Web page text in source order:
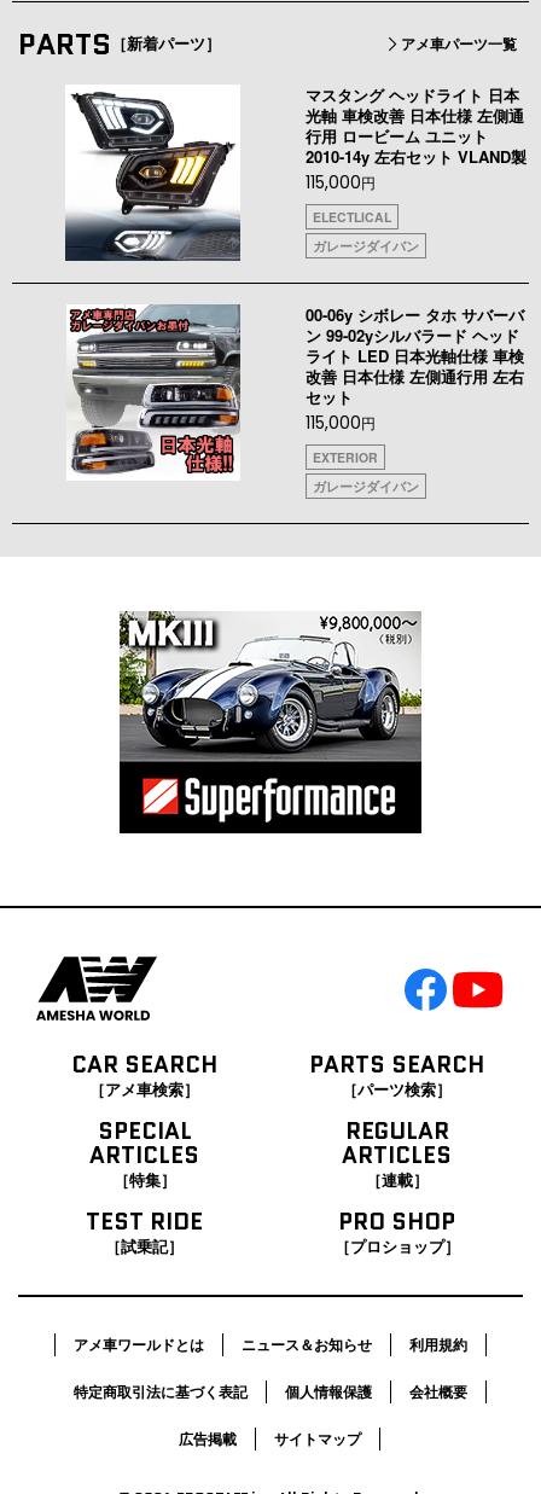
PARTS ［新着パーツ］ アメ車パーツ一覧
マスタング ヘッドライト 日本
光軸 車検改善 日本仕様 左側通
行用 ロービーム ユニット
2010-14y 左右セット VLAND製
115,000円
ELECTLICAL
ガレージダイバン
00-06y シボレー タホ サバーバ
ン 99-02yシルバラード ヘッド
ライト LED 日本光軸仕様 車検
改善 日本仕様 左側通行用 左右
セット
115,000円
EXTERIOR
ガレージダイバン
CAR SEARCH
［アメ車検索］
PARTS SEARCH
［パーツ検索］
SPECIAL
ARTICLES
［特集］
REGULAR
ARTICLES
［連載］
TEST RIDE
［試乗記］
PRO SHOP
［プロショップ］
アメ車ワールドとは ニュース＆お知らせ 利用規約
特定商取引法に基づく表記 個人情報保護 会社概要
広告掲載 サイトマップ